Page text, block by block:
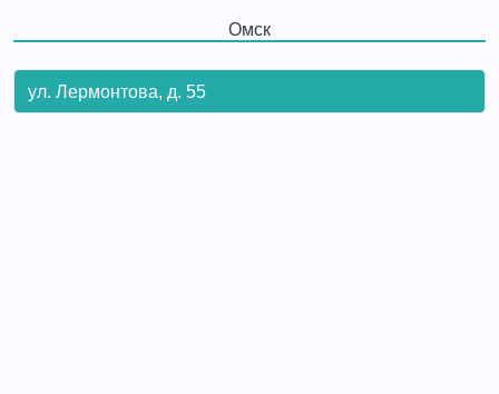
Омск
ул. Лермонтова, д. 55